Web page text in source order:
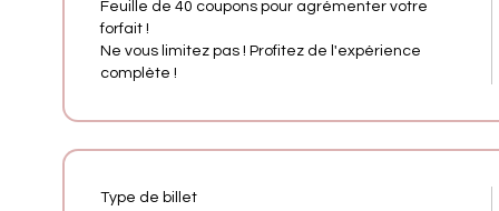
Feuille de 40 coupons pour agrémenter votre
forfait !
Ne vous limitez pas ! Profitez de l'expérience
complète !
Type de billet